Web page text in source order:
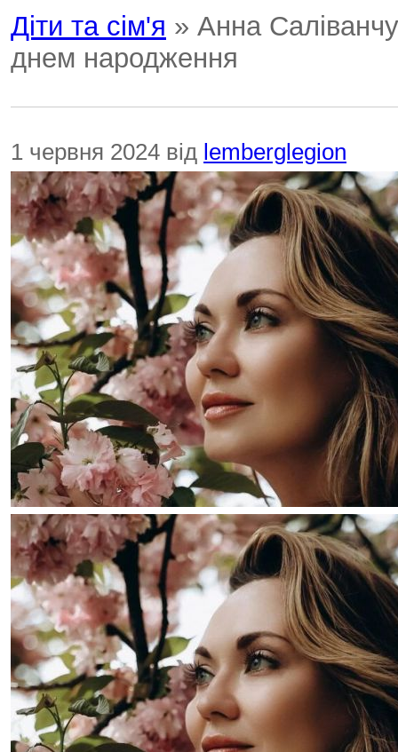
Діти та сім'я » Анна
днем народження
1 червня 2024 від lemberglegion